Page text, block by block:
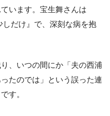
います。宝生舞さんは
だけ』で、深刻な病を抱
、いつの間にか「夫の西浦
たのでは」という誤った連
す。